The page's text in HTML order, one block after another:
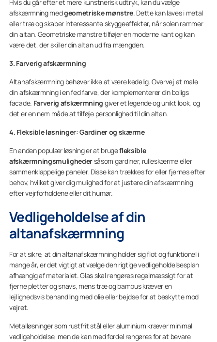
Hvis du går efter et mere kunstnerisk udtryk, kan du vælge
afskærmning medgeometriske mønstre. Dette kan laves i metal
eller træ og skaber interessante skyggeeffekter, når solen rammer
din altan. Geometriske mønstre tilføjer en moderne kant og kan
være det, der skiller din altan ud fra mængden.
3. Farverig afskærmning
Altanafskærmning behøver ikke at være kedelig. Overvej at male
din afskærmning i en fed farve, der komplementerer din boligs
facade. Farverig afskærmning giver et legende og unikt look, og
det er en nem måde at tilføje personlighed til din altan.
4. Fleksible løsninger: Gardiner og skærme
En anden populær løsning er at brugefleksible
afskærmningsmulighedersåsom gardiner, rulleskærme eller
sammenklappelige paneler. Disse kan trækkes for eller fjernes efter
behov, hvilket giver dig mulighed for at justere din afskærmning
efter vejrforholdene eller dit humør.
Vedligeholdelse af din
altanafskærmning
For at sikre, at din altanafskærmning holder sig flot og funktionel i
mange år, er det vigtigt at vælge den rigtige vedligeholdelsesplan
afhængig af materialet. Glas skal rengøres regelmæssigt for at
fjerne pletter og snavs, mens træ og bambus kræver en
lejlighedsvis behandling med olie eller bejdse for at beskytte mod
vejret.
Metalløsninger som rustfrit stål eller aluminium kræver minimal
vedligeholdelse, men de kan med fordel rengøres for at bevare